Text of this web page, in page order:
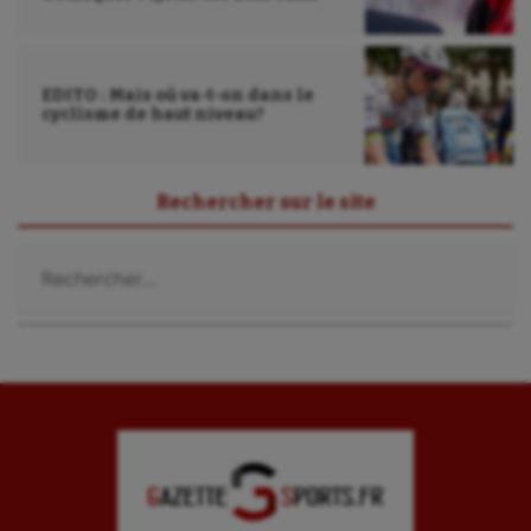
Sarbacane
Sport handicap
Sport santé
Triathlon
EDITO : Mais où va-t-on dans le
cyclisme de haut niveau?
Rechercher sur le site